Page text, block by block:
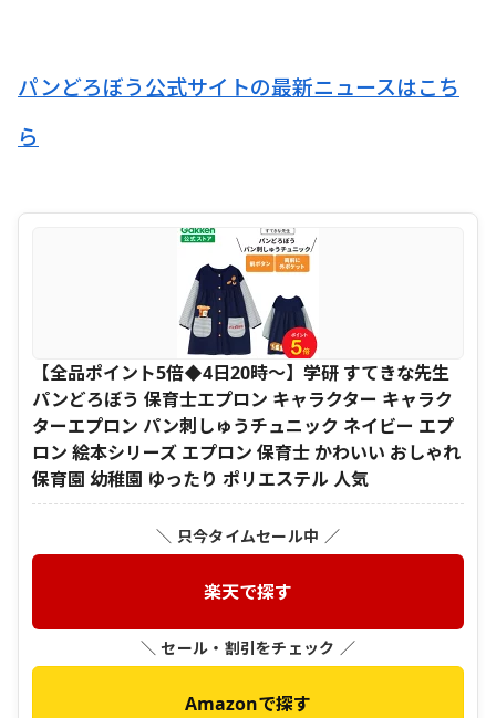
パンどろぼう公式サイトの最新ニュースはこち
ら
【全品ポイント5倍◆4日20時〜】学研 すてきな先生
パンどろぼう 保育士エプロン キャラクター キャラク
ターエプロン パン刺しゅうチュニック ネイビー エプ
ロン 絵本シリーズ エプロン 保育士 かわいい おしゃれ
保育園 幼稚園 ゆったり ポリエステル 人気
＼ 只今タイムセール中 ／
楽天で探す
＼ セール・割引をチェック ／
Amazonで探す